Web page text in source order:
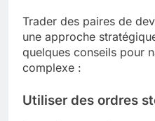
Trader des paires de
une approche
quelques conseils pour
complexe :
Utiliser des ordres